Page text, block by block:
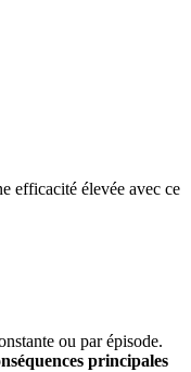
efficacité élevée avec ce
ou par épisode.
principales